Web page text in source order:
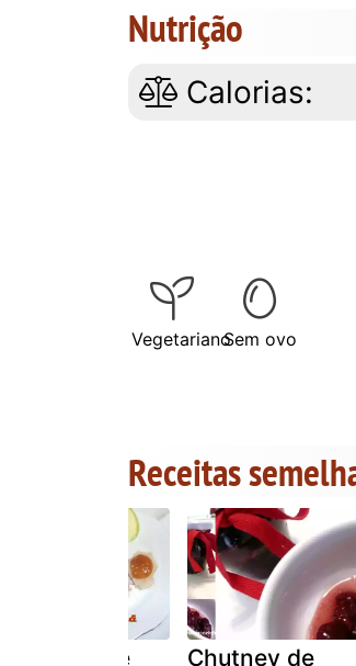
Nutrição
Calorias:
VegetarianoSem ovo
Receitas
de Chutney de